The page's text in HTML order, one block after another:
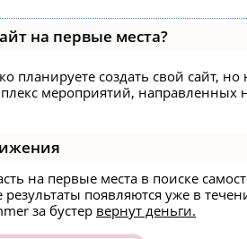
на первые места?
планируете создать свой сайт,
мероприятий,
на первые места в поиске
результаты появляются уже в
за бустер вернут деньги.